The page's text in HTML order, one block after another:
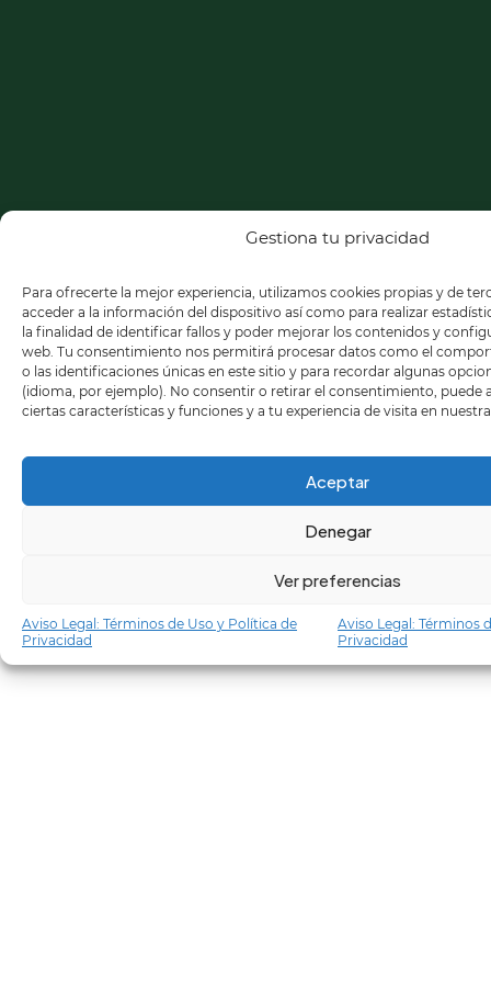
Gestiona tu privacidad
Para ofrecerte la mejor experiencia, utilizamos cookies propias y de
acceder a la información del dispositivo así como para realizar
la finalidad de identificar fallos y poder mejorar los contenidos y
web. Tu consentimiento nos permitirá procesar datos como el
o las identificaciones únicas en este sitio y para recordar algunas
(idioma, por ejemplo). No consentir o retirar el consentimiento, puede
ciertas características y funciones y a tu experiencia de visita en
Aceptar
Denegar
Ver preferencias
Aviso Legal: Términos de Uso y Política de
Privacidad
Aviso Legal: Términos
Privacidad